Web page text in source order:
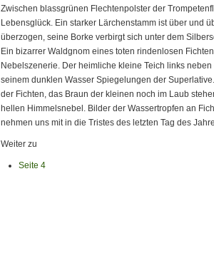
Zwischen blassgrünen Flechtenpolster der
Lebensglück. Ein starker Lärchenstamm ist über und
überzogen, seine Borke verbirgt sich unter dem
Ein bizarrer Waldgnom eines toten rindenlosen
Nebelszenerie. Der heimliche kleine Teich links
seinem dunklen Wasser Spiegelungen der
der Fichten, das Braun der kleinen noch im Laub
hellen Himmelsnebel. Bilder der Wassertropfen an
nehmen uns mit in die Tristes des letzten Tag des
Weiter zu
Seite 4